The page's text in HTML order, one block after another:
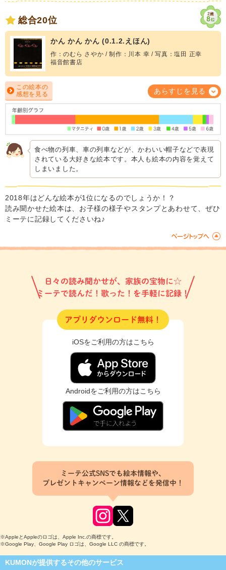
総合20位
かん かん かん (0.1.2.えほん)
作：のむら さやか / 制作：川本 幸 / 写真：塩田 正幸
福音館書店
この絵本の
感想を見る
あらすじを見る
食べ物の列車、車の列車などが、かわいい帽子などで表現
されている大好きな絵本です。本人も絵本の内容を覚えて
しまいました。
2018年はどんな絵本が1位になるのでしょうか！？
読み聞かせた絵本は、お子様の様子やスタンプとあわせて、ぜひ
ミーテに記録してくださいね♪
日々の読み聞かせが、家族の宝物に☆
ミーテで読んだ！歌った！を手軽に記録！
アプリダウンロード無料！
iOSをご利用の方はこちら
Androidをご利用の方はこちら
ミーテ公式SNSでも絵本情報や、
プレゼントキャンペーン情報などを発信中！
※AppleとAppleのロゴは、Apple Inc.の商標です。
※Google Play、Google Play ロゴは、Google LLC の商標です。
KUMONが提供するその他のサービス